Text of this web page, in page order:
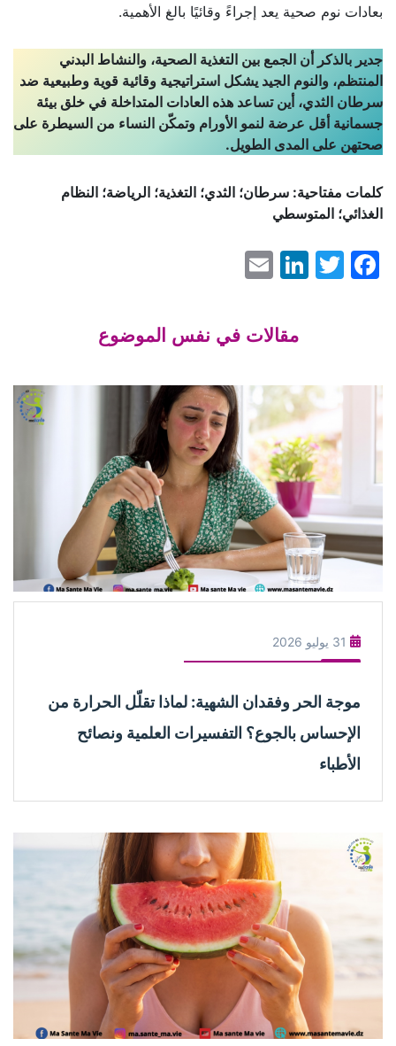
بعادات نوم صحية يعد إجراءً وقائيًا بالغ الأهمية.
جدير بالذكر أن الجمع بين التغذية الصحية، والنشاط البدني
المنتظم، والنوم الجيد يشكل استراتيجية وقائية قوية وطبيعية ضد
سرطان الثدي، أين تساعد هذه العادات المتداخلة في خلق بيئة
جسمانية أقل عرضة لنمو الأورام وتمكّن النساء من السيطرة على
صحتهن على المدى الطويل.
كلمات مفتاحية: سرطان؛ الثدي؛ التغذية؛ الرياضة؛ النظام
الغذائي؛ المتوسطي
Facebook
Twitter
LinkedIn
مقالات في نفس الموضوع
31 يوليو 2026
موجة الحر وفقدان الشهية: لماذا تقلّل الحرارة من
الإحساس بالجوع؟ التفسيرات العلمية ونصائح
الأطباء